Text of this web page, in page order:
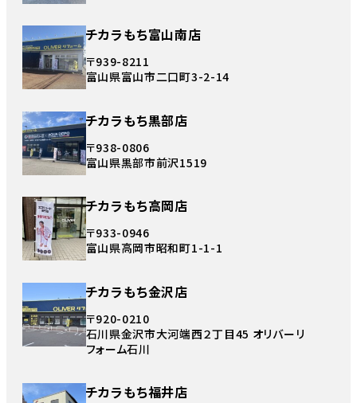
チカラもち富山南店
〒939-8211
富山県富山市二口町3-2-14
チカラもち黒部店
〒938-0806
富山県黒部市前沢1519
チカラもち高岡店
〒933-0946
富山県高岡市昭和町1-1-1
チカラもち金沢店
〒920-0210
石川県金沢市大河端西２丁目45 オリバーリ
フォーム石川
チカラもち福井店